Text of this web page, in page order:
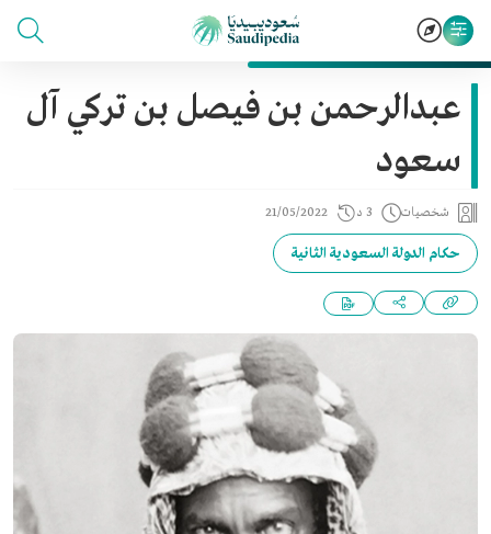
عبدالرحمن بن فيصل بن تركي آل
سعود
شخصيات 3 د 21/05/2022
حكام الدولة السعودية الثانية